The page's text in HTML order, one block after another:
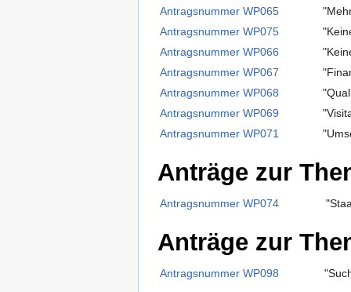
Antragsnummer WP065
Antragsnummer WP075
Antragsnummer WP066
Antragsnummer WP067
Antragsnummer WP068
Antragsnummer WP069
Antragsnummer WP071
Anträge zur
Antragsnummer WP074
Anträge zur
Antragsnummer WP098